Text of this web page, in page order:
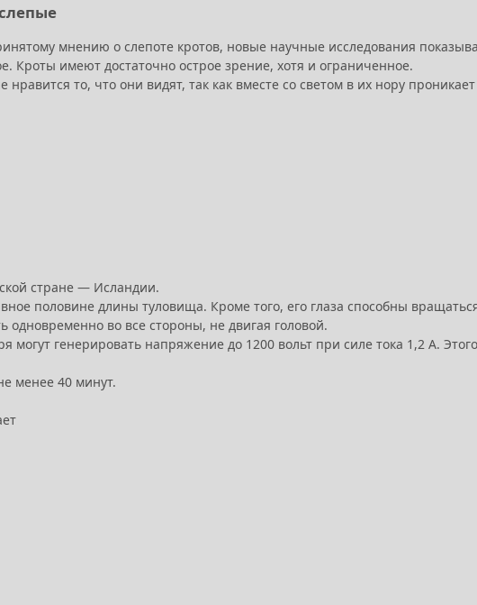
мнению о слепоте кротов, новые научные исследования
Кроты имеют достаточно острое зрение, хотя и ограниченное.
нравится то, что они видят, так как вместе со светом в их нору проникает
стране — Исландии.
половине длины туловища. Кроме того, его глаза способны
одновременно во все стороны, не двигая головой.
могут генерировать напряжение до 1200 вольт при силе тока 1,2 А. Этого
менее 40 минут.